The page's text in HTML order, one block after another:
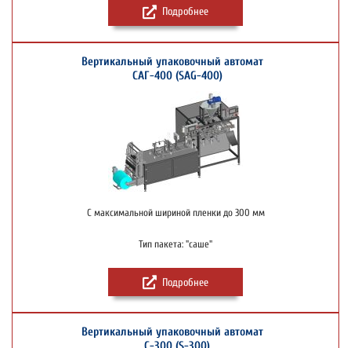
Подробнее
Вертикальный упаковочный автомат
САГ-400 (SAG-400)
С максимальной шириной пленки до 300 мм
Тип пакета: "саше"
Подробнее
Вертикальный упаковочный автомат